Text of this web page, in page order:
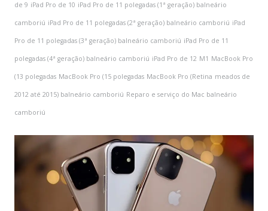
de 9 iPad Pro de 10 iPad Pro de 11 polegadas (1ª geração) balneário
camboriú iPad Pro de 11 polegadas (2ª geração) balneário camboriú iPad
Pro de 11 polegadas (3ª geração) balneário camboriú iPad Pro de 11
polegadas (4ª geração) balneário camboriú iPad Pro de 12 M1 MacBook Pro
(13 polegadas MacBook Pro (15 polegadas MacBook Pro (Retina meados de
2012 até 2015) balneário camboriú Reparo e serviço do Mac balneário
camboriú